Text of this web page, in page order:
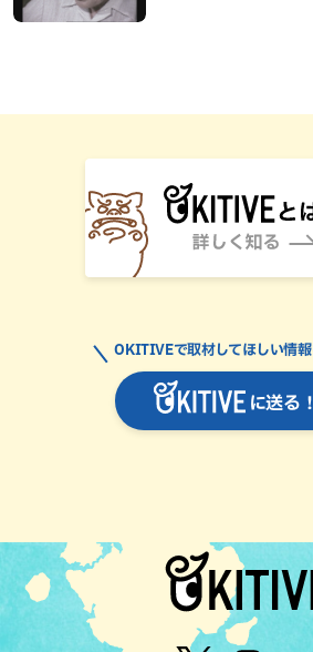
に送る！
OKITIVEで取材してほしい情報